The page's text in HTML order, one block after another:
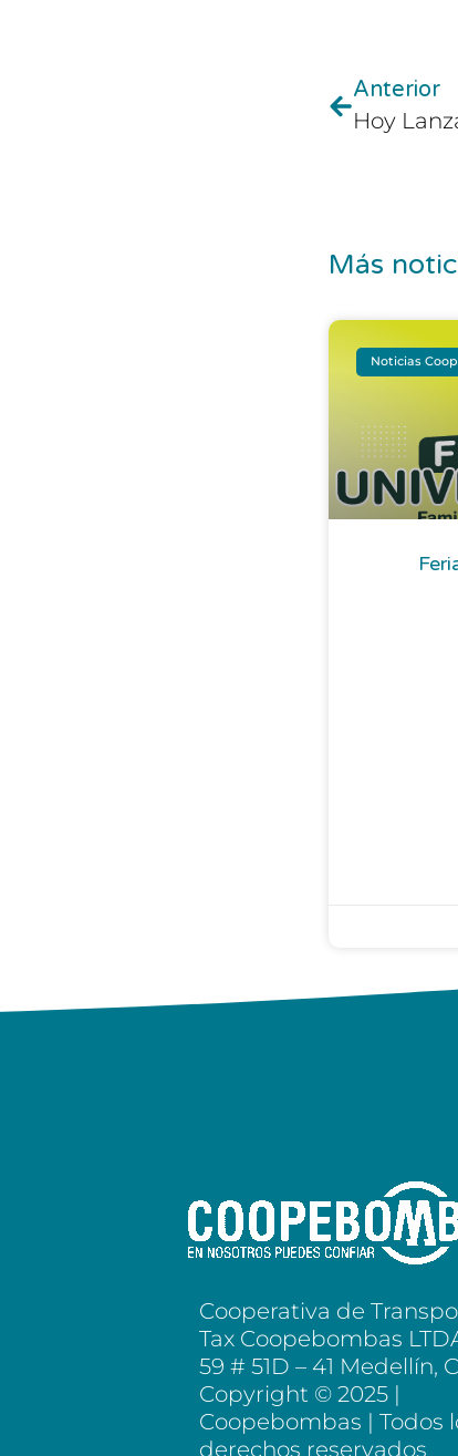
Anterior
Más
Noticias
Cooperativa de
Tax Coopebombas
59 # 51D – 41 Medellín,
Copyright © 2025 |
Coopebombas | Todos
derechos reservados